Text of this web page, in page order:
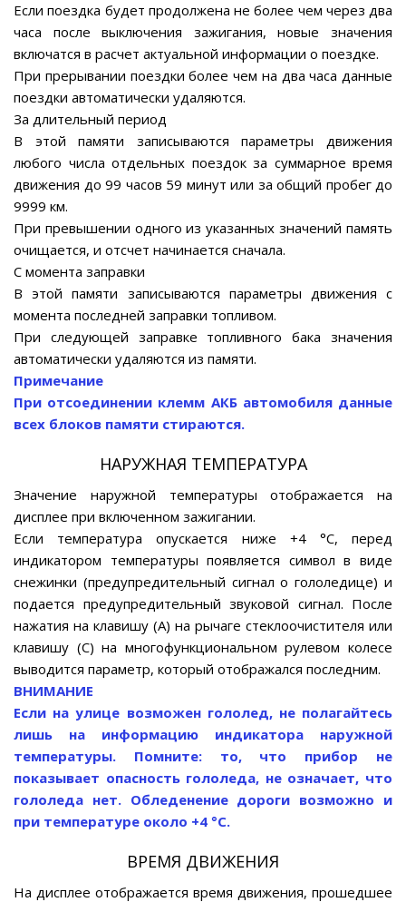
Если поездка будет продолжена не более чем через два
часа после выключения зажигания, новые значения
включатся в расчет актуальной информации о поездке.
При прерывании поездки более чем на два часа данные
поездки автоматически удаляются.
За длительный период
В этой памяти записываются параметры движения
любого числа отдельных поездок за суммарное время
движения до 99 часов 59 минут или за общий пробег до
9999 км.
При превышении одного из указанных значений память
очищается, и отсчет начинается сначала.
С момента заправки
В этой памяти записываются параметры движения с
момента последней заправки топливом.
При следующей заправке топливного бака значения
автоматически удаляются из памяти.
Примечание
При отсоединении клемм АКБ автомобиля данные
всех блоков памяти стираются.
НАРУЖНАЯ ТЕМПЕРАТУРА
Значение наружной температуры отображается на
дисплее при включенном зажигании.
Если температура опускается ниже +4 °С, перед
индикатором температуры появляется символ в виде
снежинки (предупредительный сигнал о гололедице) и
подается предупредительный звуковой сигнал. После
нажатия на клавишу (А) на рычаге стеклоочистителя или
клавишу (С) на многофункциональном рулевом колесе
выводится параметр, который отображался последним.
ВНИМАНИЕ
Если на улице возможен гололед, не полагайтесь
лишь на информацию индикатора наружной
температуры. Помните: то, что прибор не
показывает опасность гололеда, не означает, что
гололеда нет. Обледенение дороги возможно и
при температуре около +4 °С.
ВРЕМЯ ДВИЖЕНИЯ
На дисплее отображается время движения, прошедшее